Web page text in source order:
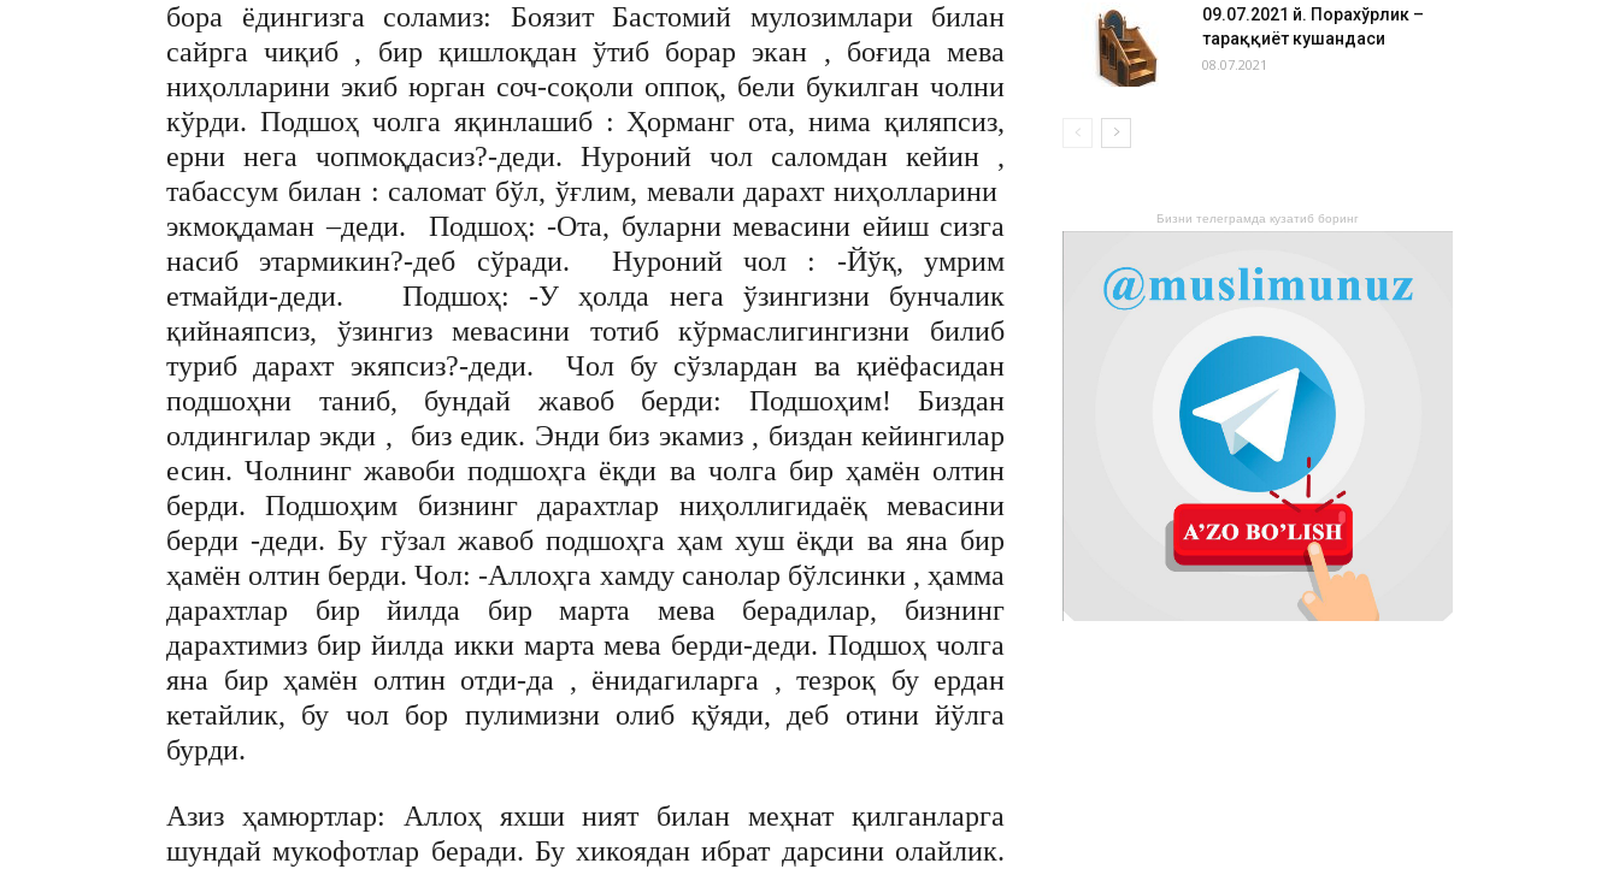
бора ёдингизга соламиз: Боязит Бастомий мулозимлари билан
сайрга чиқиб , бир қишлоқдан ўтиб борар экан , боғида мева
ниҳолларини экиб юрган соч-соқоли оппоқ, бели букилган чолни
кўрди. Подшоҳ чолга яқинлашиб : Ҳорманг ота, нима қиляпсиз,
ерни нега чопмоқдасиз?-деди. Нуроний чол саломдан кейин ,
табассум билан : саломат бўл, ўғлим, мевали дарахт ниҳолларини
экмоқдаман –деди. Подшоҳ: -Ота, буларни мевасини ейиш сизга
насиб этармикин?-деб сўради. Нуроний чол : -Йўқ, умрим
етмайди-деди. Подшоҳ: -У ҳолда нега ўзингизни бунчалик
қийнаяпсиз, ўзингиз мевасини тотиб кўрмаслигингизни билиб
туриб дарахт экяпсиз?-деди. Чол бу сўзлардан ва қиёфасидан
подшоҳни таниб, бундай жавоб берди: Подшоҳим! Биздан
олдингилар экди , биз едик. Энди биз экамиз , биздан кейингилар
есин. Чолнинг жавоби подшоҳга ёқди ва чолга бир ҳамён олтин
берди. Подшоҳим бизнинг дарахтлар ниҳоллигидаёқ мевасини
берди -деди. Бу гўзал жавоб подшоҳга ҳам хуш ёқди ва яна бир
ҳамён олтин берди. Чол: -Аллоҳга хамду санолар бўлсинки , ҳамма
дарахтлар бир йилда бир марта мева берадилар, бизнинг
дарахтимиз бир йилда икки марта мева берди-деди. Подшоҳ чолга
яна бир ҳамён олтин отди-да , ёнидагиларга , тезроқ бу ердан
кетайлик, бу чол бор пулимизни олиб қўяди, деб отини йўлга
бурди.
Азиз ҳамюртлар: Аллоҳ яхши ният билан меҳнат қилганларга
шундай мукофотлар беради. Бу хикоядан ибрат дарсини олайлик.
09.07.2021 й. Порахўрлик –
тараққиёт кушандаси
08.07.2021
Бизни телеграмда кузатиб боринг